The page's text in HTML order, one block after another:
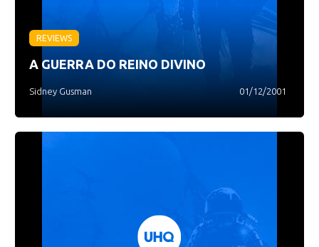
REVIEWS
A GUERRA DO REINO DIVINO
Sidney Gusman 01/12/2001